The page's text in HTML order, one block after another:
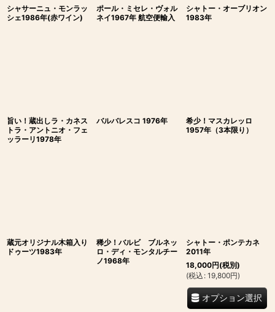
シャサーニュ・モンラッ
シェ1986年(赤ワイン)
ポール・ミセレ・ヴォル
ネイ1967年 航空便輸入
シャトー・オーブリオン
1983年
旨い！蔵出しラ・カネス
トラ・アントニオ・フェ
ッラーリ1978年
バルバレスコ 1976年
希少！マスカレッロ
1957年（3本限り）
蔵元オリジナル木箱入り
ドゥーツ1983年
稀少！バルビ ブルネッ
ロ・ディ・モンタルチー
ノ1968年
シャトー・ポンテカネ
2011年
18,000円(税別)
(税込 : 19,800円)
オプション選択